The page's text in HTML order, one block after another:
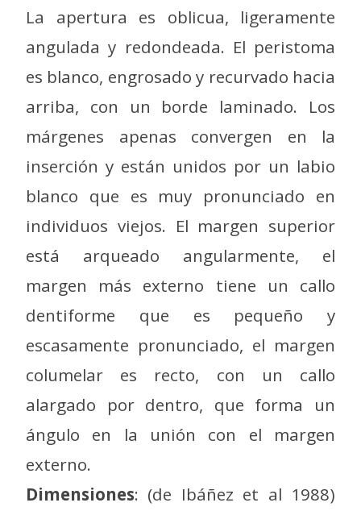
La apertura es oblicua, ligeramente
angulada y redondeada. El peristoma
es blanco, engrosado y recurvado hacia
arriba, con un borde laminado. Los
márgenes apenas convergen en la
inserción y están unidos por un labio
blanco que es muy pronunciado en
individuos viejos. El margen superior
está arqueado angularmente, el
margen más externo tiene un callo
dentiforme que es pequeño y
escasamente pronunciado, el margen
columelar es recto, con un callo
alargado por dentro, que forma un
ángulo en la unión con el margen
externo.
Dimensiones: (de Ibáñez et al 1988)